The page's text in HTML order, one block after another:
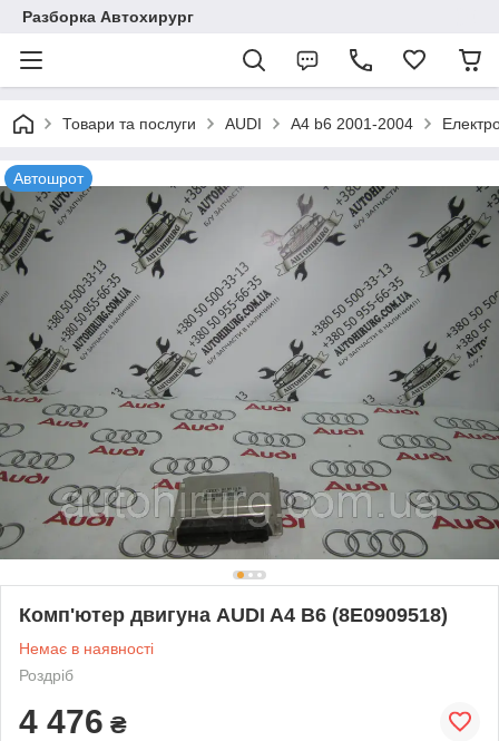
Разборка Автохирург
Товари та послуги AUDI A4 b6 2001-2004
Автошрот
Комп'ютер двигуна AUDI A4 B6 (8E0909518)
Немає в наявності
Роздріб
4 476 ₴